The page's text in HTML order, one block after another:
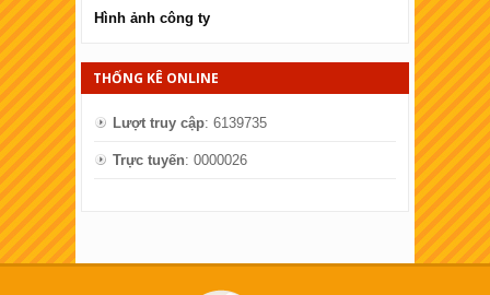
Hình ảnh công ty Hình ảnh
THỐNG KÊ ONLINE
Lượt truy cập: 6139735
Trực tuyến: 0000026